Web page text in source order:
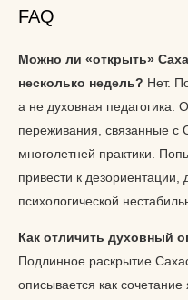
FAQ
Можно ли «открыть»
несколько недель? Нет.
а не духовная педагогика.
переживания, связанные с
многолетней практики.
привести к
психологической
Как отличить духовный
Подлинное раскрытие
описывается как